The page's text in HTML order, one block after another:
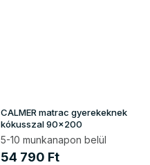
CALMER matrac gyerekeknek
kókusszal 90x200
5-10 munkanapon belül
54 790 Ft